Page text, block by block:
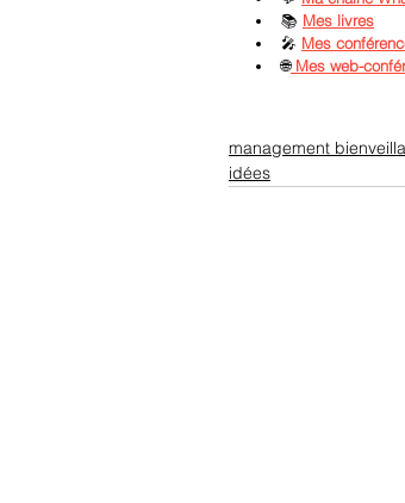
📚 Mes livres
🎤 Mes
🌐 Mes web-
management
idées